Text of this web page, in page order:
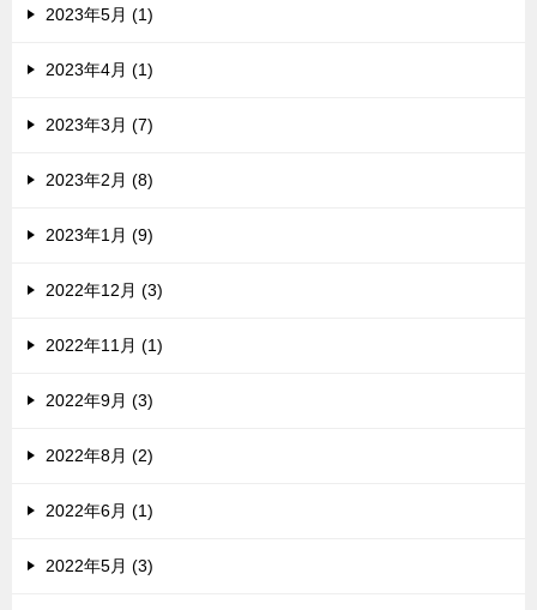
2023年5月 (1)
2023年4月 (1)
2023年3月 (7)
2023年2月 (8)
2023年1月 (9)
2022年12月 (3)
2022年11月 (1)
2022年9月 (3)
2022年8月 (2)
2022年6月 (1)
2022年5月 (3)